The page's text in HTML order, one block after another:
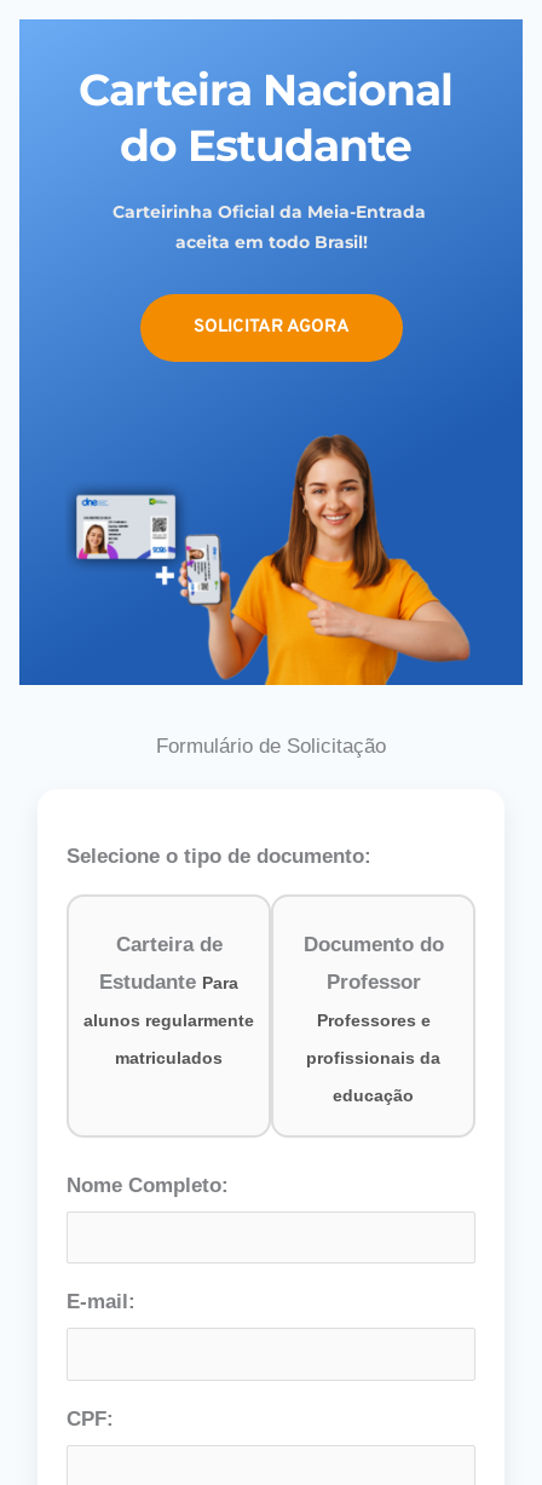
Carteira Nacional
do Estudante
Carteirinha Oficial da Meia-Entrada
aceita em todo Brasil!
SOLICITAR AGORA
Formulário de Solicitação
Selecione o tipo de documento:
Carteira de
Estudante Para
alunos regularmente
matriculados
Documento do
Professor
Professores e
profissionais da
educação
Nome Completo:
E-mail:
CPF: